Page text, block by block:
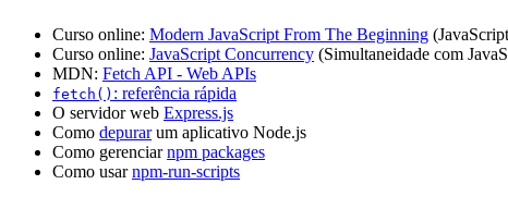
Curso online: Modern JavaScript From The Beginning
Curso online: JavaScript Concurrency (Simultaneidade com
MDN: Fetch API - Web APIs
fetch() : referência rápida
O servidor web Express.js
Como depurarum aplicativo Node.js
Como gerenciarnpm packages
Como usarnpm-run-scripts